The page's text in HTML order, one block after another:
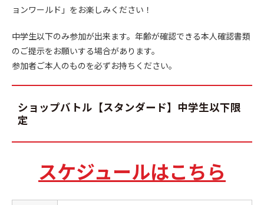
ョンワールド」をお楽しみください！
中学生以下のみ参加が出来ます。年齢が確認できる本人確認書類
のご提示をお願いする場合があります。
参加者ご本人のものを必ずお持ちください。
ショップバトル【スタンダード】中学生以下限
定
スケジュールはこちら